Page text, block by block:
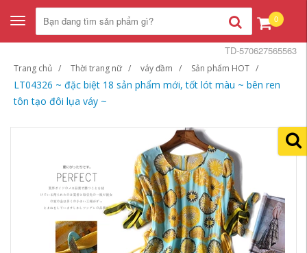
Toggle
navigation
0
Trang chủ Thời trang nữ váy đầm Sản phẩm HOT
LT04326 ~ đặc biệt 18 sản phẩm mới, tốt lót màu ~ bên ren
tôn tạo đôi lụa váy ~
TD-570627565563